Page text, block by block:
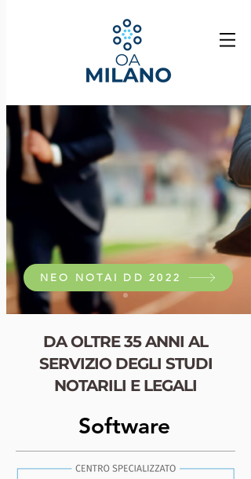
NEO NOTAI DD 2022
DA OLTRE 35 ANNI AL
SERVIZIO DEGLI STUDI
NOTARILI E LEGALI
Software